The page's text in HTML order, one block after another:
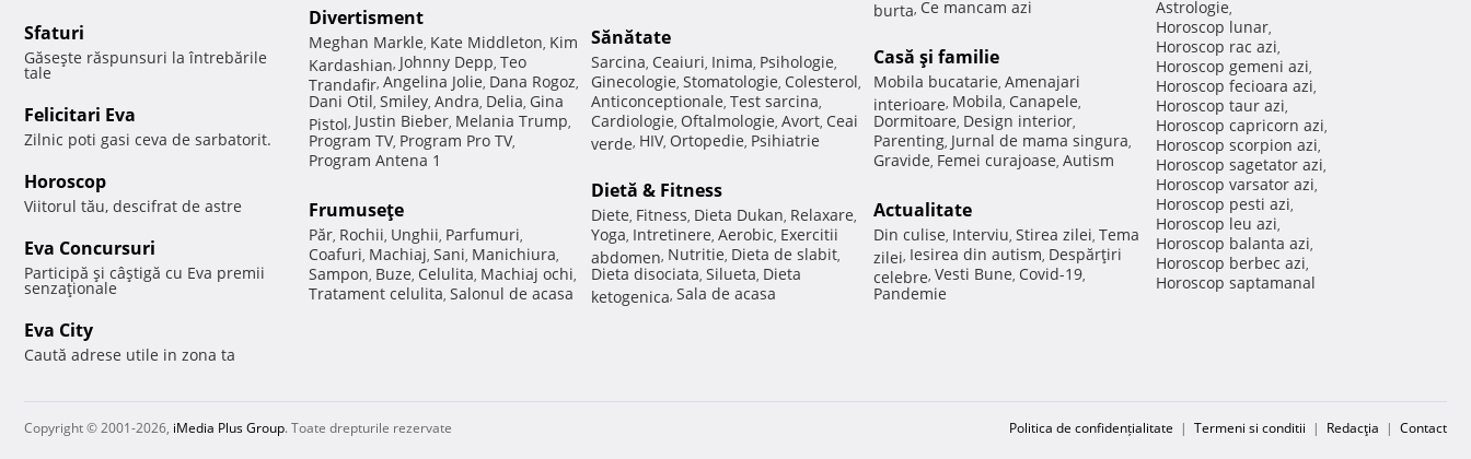
Sfaturi
Găseşte răspunsuri la întrebările
tale
Felicitari Eva
Zilnic poti gasi ceva de sarbatorit.
Horoscop
Viitorul tău, descifrat de astre
Eva Concursuri
Participă şi câştigă cu Eva premii
senzaţionale
Eva City
Caută adrese utile in zona ta
Divertisment
Meghan Markle, Kate Middleton, Kim
Kardashian, Johnny Depp, Teo
Trandafir, Angelina Jolie, Dana Rogoz,
Dani Otil, Smiley, Andra, Delia, Gina
Pistol, Justin Bieber, Melania Trump,
Program TV, Program Pro TV,
Program Antena 1
Frumuseţe
Păr, Rochii, Unghii, Parfumuri,
Coafuri, Machiaj, Sani, Manichiura,
Sampon, Buze, Celulita, Machiaj ochi,
Tratament celulita, Salonul de acasa
Sănătate
Sarcina, Ceaiuri, Inima, Psihologie,
Ginecologie, Stomatologie, Colesterol,
Anticonceptionale, Test sarcina,
Cardiologie, Oftalmologie, Avort, Ceai
verde, HIV, Ortopedie, Psihiatrie
Dietă & Fitness
Diete, Fitness, Dieta Dukan, Relaxare,
Yoga, Intretinere, Aerobic, Exercitii
abdomen, Nutritie, Dieta de slabit,
Dieta disociata, Silueta, Dieta
ketogenica, Sala de acasa
burta, Ce mancam azi
Casă şi familie
Mobila bucatarie, Amenajari
interioare, Mobila, Canapele,
Dormitoare, Design interior,
Parenting, Jurnal de mama singura,
Gravide, Femei curajoase, Autism
Actualitate
Din culise, Interviu, Stirea zilei, Tema
zilei, Iesirea din autism, Despărţiri
celebre, Vesti Bune, Covid-19,
Pandemie
Astrologie,
Horoscop lunar,
Horoscop rac azi,
Horoscop gemeni azi,
Horoscop fecioara azi,
Horoscop taur azi,
Horoscop capricorn azi,
Horoscop scorpion azi,
Horoscop sagetator azi,
Horoscop varsator azi,
Horoscop pesti azi,
Horoscop leu azi,
Horoscop balanta azi,
Horoscop berbec azi,
Horoscop saptamanal
Copyright © 2001-2026, iMedia Plus Group. Toate drepturile rezervate Politica de confidențialitate | Termeni si conditii | Redacţia | Contact